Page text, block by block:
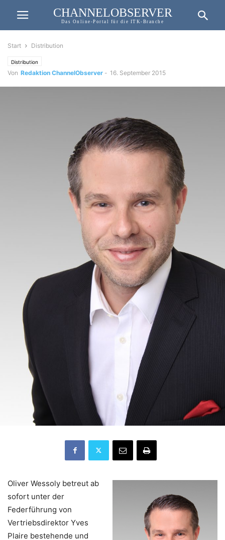
CHANNELOBSERVER
Das Online-Portal für die ITK-Branche
Start Distribution
Distribution
Von Redaktion ChannelObserver - 16. September 2015
Oliver Wessoly betreut ab
sofort unter der
Federführung von
Vertriebsdirektor Yves
Plaire bestehende und